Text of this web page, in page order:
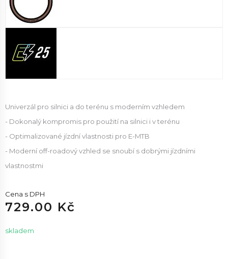
Univerzál pro silnici a do terénu s moderním vzhledem
- Dokonalý kompromis pro použití na silnici i v terénu
- Optimalizované jízdní vlastnosti pro E-MTB
- Moderní off-roadový vzhled se snoubí s dobrými jízdními
vlastnostmi
Cena s DPH
729.00 Kč
skladem